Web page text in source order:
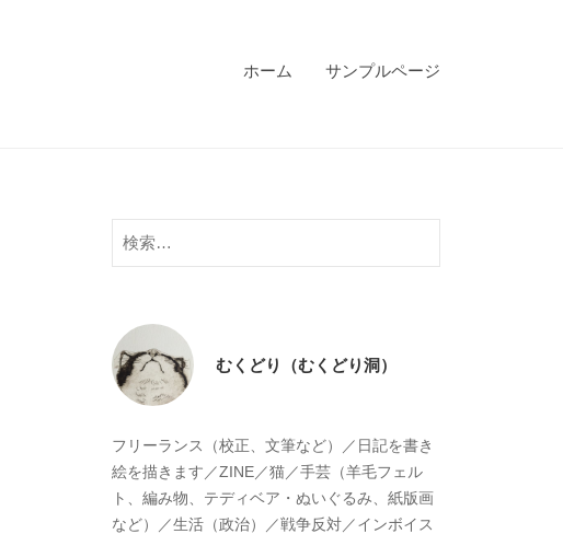
ホーム サンプルページ
検
索:
むくどり（むくどり洞）
フリーランス（校正、文筆など）／日記を書き
絵を描きます／ZINE／猫／手芸（羊毛フェル
ト、編み物、テディベア・ぬいぐるみ、紙版画
など）／生活（政治）／戦争反対／インボイス